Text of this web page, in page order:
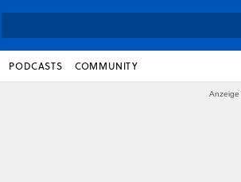
PODCASTS COMMUNITY